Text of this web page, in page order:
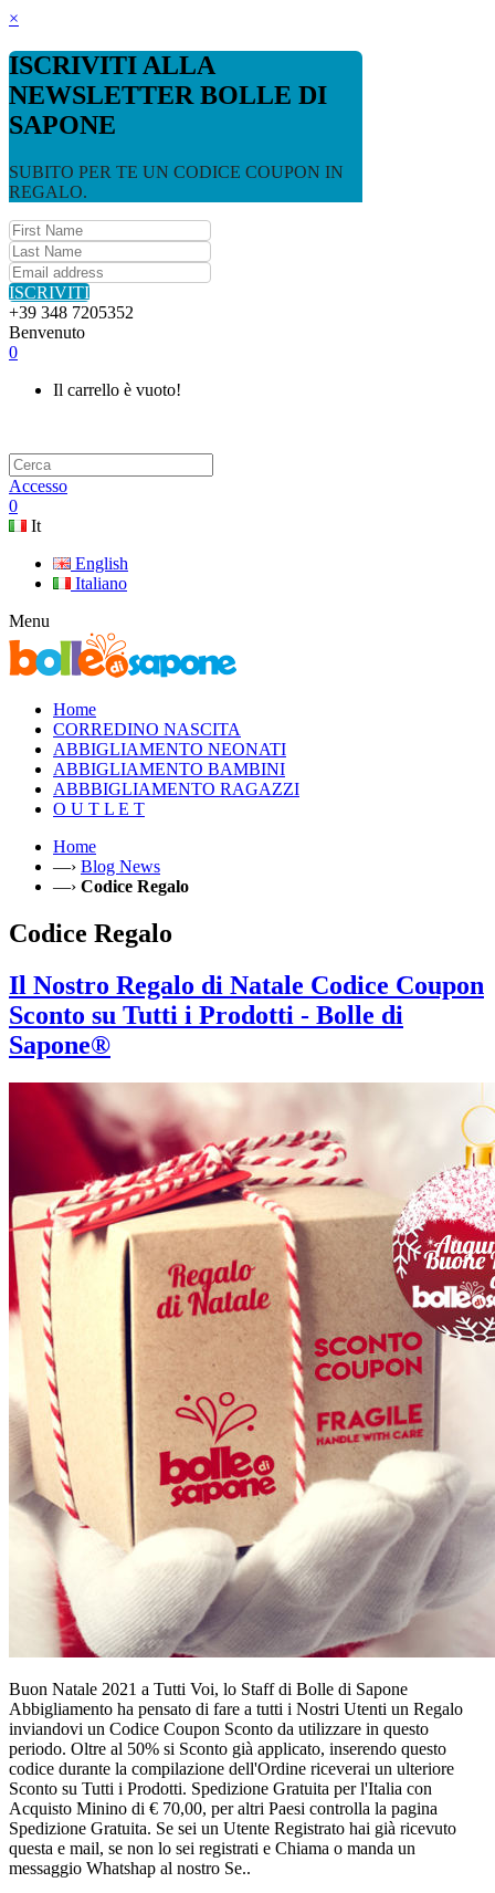
×
ISCRIVITI ALLA
NEWSLETTER BOLLE DI
SAPONE
SUBITO PER TE UN CODICE COUPON IN
REGALO.
ISCRIVITI
+39 348 7205352
Benvenuto
0
Il carrello è vuoto!
Accesso
0
It
English
Italiano
Menu
Home
CORREDINO NASCITA
ABBIGLIAMENTO NEONATI
ABBIGLIAMENTO BAMBINI
ABBBIGLIAMENTO RAGAZZI
O U T L E T
Home
—› Blog News
—› Codice Regalo
Codice Regalo
Il Nostro Regalo di Natale Codice Coupon
Sconto su Tutti i Prodotti - Bolle di
Sapone®
Buon Natale 2021 a Tutti Voi, lo Staff di Bolle di Sapone
Abbigliamento ha pensato di fare a tutti i Nostri Utenti un Regalo
inviandovi un Codice Coupon Sconto da utilizzare in questo
periodo. Oltre al 50% si Sconto già applicato, inserendo questo
codice durante la compilazione dell'Ordine riceverai un ulteriore
Sconto su Tutti i Prodotti. Spedizione Gratuita per l'Italia con
Acquisto Minino di € 70,00, per altri Paesi controlla la pagina
Spedizione Gratuita. Se sei un Utente Registrato hai già ricevuto
questa e mail, se non lo sei registrati e Chiama o manda un
messaggio Whatshap al nostro Se..